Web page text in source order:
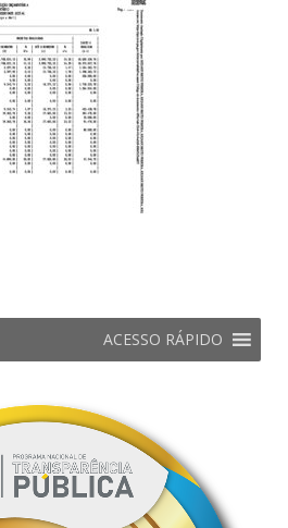
ACESSO RÁPIDO